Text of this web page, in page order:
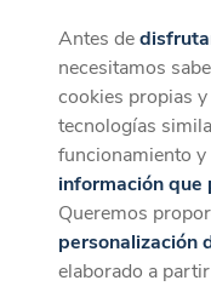
La mejor
Antes de
necesitamos
cookies propias
tecnologías
funcionamiento
información que
Queremos
personalización
elaborado a